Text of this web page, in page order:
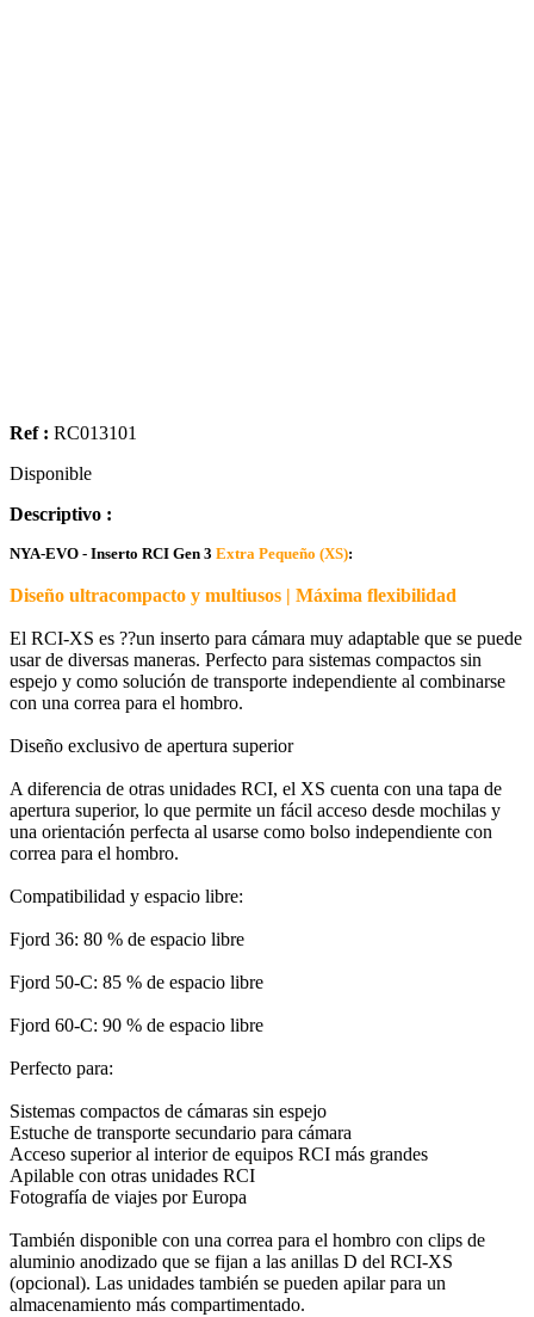
Ref : RC013101
Disponible
Descriptivo :
NYA-EVO - Inserto RCI Gen 3 Extra Pequeño (XS):
Diseño ultracompacto y multiusos | Máxima flexibilidad
El RCI-XS es ??un inserto para cámara muy adaptable que se puede
usar de diversas maneras. Perfecto para sistemas compactos sin
espejo y como solución de transporte independiente al combinarse
con una correa para el hombro.
Diseño exclusivo de apertura superior
A diferencia de otras unidades RCI, el XS cuenta con una tapa de
apertura superior, lo que permite un fácil acceso desde mochilas y
una orientación perfecta al usarse como bolso independiente con
correa para el hombro.
Compatibilidad y espacio libre:
Fjord 36: 80 % de espacio libre
Fjord 50-C: 85 % de espacio libre
Fjord 60-C: 90 % de espacio libre
Perfecto para:
Sistemas compactos de cámaras sin espejo
Estuche de transporte secundario para cámara
Acceso superior al interior de equipos RCI más grandes
Apilable con otras unidades RCI
Fotografía de viajes por Europa
También disponible con una correa para el hombro con clips de
aluminio anodizado que se fijan a las anillas D del RCI-XS
(opcional). Las unidades también se pueden apilar para un
almacenamiento más compartimentado.